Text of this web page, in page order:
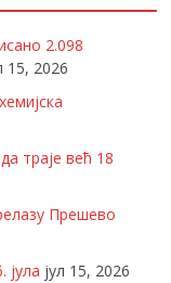
2.098
15, 2026
траје већ 18
Прешево
јула јул 15, 2026